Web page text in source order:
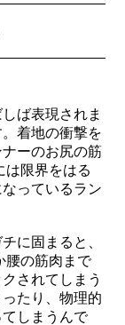
ば表現されま
着地の衝撃を
ーのお尻の筋
は限界をはる
っているラン
に固まると、
腰の筋肉まで
されてしまう
たり、物理的
しまうんで